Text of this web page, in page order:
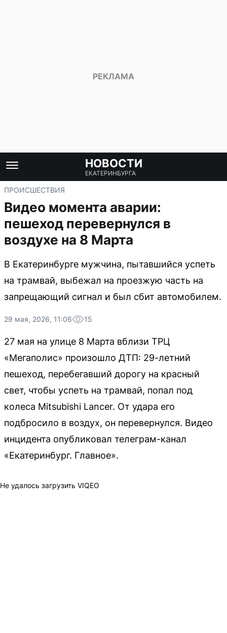
НОВОСТИ
ЕКАТЕРИНБУРГА
ПРОИСШЕСТВИЯ
Видео момента аварии:
пешеход перевернулся в
воздухе на 8 Марта
В Екатеринбурге мужчина, пытавшийся успеть
на трамвай, выбежал на проезжую часть на
запрещающий сигнал и был сбит автомобилем.
29 мая, 2026, 11:06 15
27 мая на улице 8 Марта вблизи ТРЦ
«Мегаполис» произошло ДТП: 29-летний
пешеход, перебегавший дорогу на красный
свет, чтобы успеть на трамвай, попал под
колеса Mitsubishi Lancer. От удара его
подбросило в воздух, он перевернулся. Видео
инцидента опубликовал телеграм-канал
«Екатеринбург. Главное».
Не удалось загрузить VIQEO